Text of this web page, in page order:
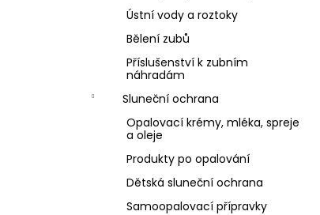
Ústní vody a roztoky
Bělení zubů
Příslušenství k zubním
náhradám
Sluneční ochrana
Opalovací krémy, mléka, spreje
a oleje
Produkty po opalování
Dětská sluneční ochrana
Samoopalovací přípravky